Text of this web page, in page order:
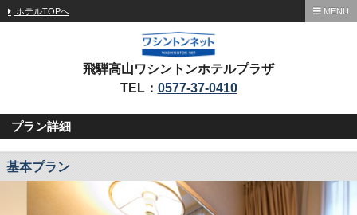
ホテルTOPへ MENU
飛騨高山ワシントンホテルプラザ
TEL： 0577-37-0410
プラン詳細
基本プラン